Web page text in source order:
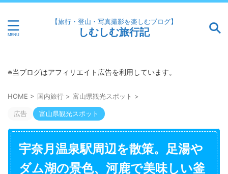
【旅行・登山・写真撮影を楽しむブログ】
しむしむ旅行記
※当ブログはアフィリエイト広告を利用しています。
HOME > 国内旅行 > 富山県観光スポット >
広告 富山県観光スポット
宇奈月温泉駅周辺を散策。足湯や
ダム湖の景色、河鹿で美味しい釜